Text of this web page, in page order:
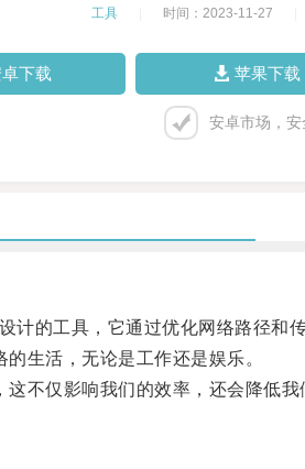
工具 时间：2023-11-27
下载 苹果下载
安卓市场，安
的工具，它通过优化网络路径和传
生活，无论是工作还是娱乐。
仅影响我们的效率，还会降低我